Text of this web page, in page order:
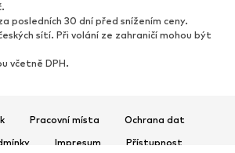
Kozačky
posledních 30 dní před snížením ceny.
sítí. Při volání ze zahraničí mohou být
včetně DPH.
Pracovní místa
Ochrana dat
Impresum Přístupnost